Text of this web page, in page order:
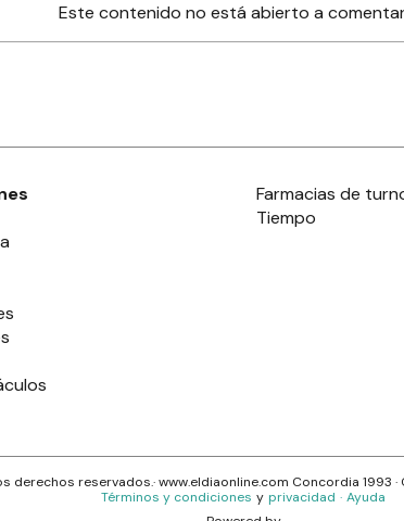
Este contenido no está abierto a
Farmacias de
Tiempo
derechos reservados.· www.eldiaonline.com Concordia 1993 ·
Términos y condiciones y privacidad · Ayuda